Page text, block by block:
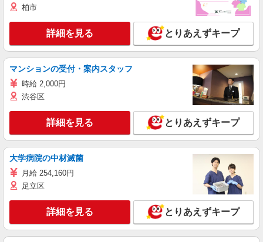
柏市
詳細を見る とりあえずキープ
マンションの受付・案内スタッフ
時給 2,000円
渋谷区
詳細を見る とりあえずキープ
大学病院の中材滅菌
月給 254,160円
足立区
詳細を見る とりあえずキープ